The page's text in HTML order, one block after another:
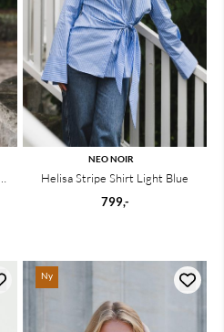
NEO NOIR
Helisa Stripe Shirt Light Blue
799,-
Ny